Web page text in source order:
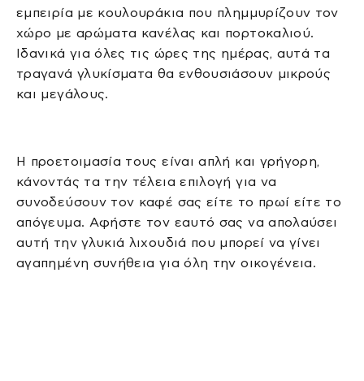
εμπειρία με κουλουράκια που πλημμυρίζουν τον
χώρο με αρώματα κανέλας και πορτοκαλιού.
Ιδανικά για όλες τις ώρες της ημέρας, αυτά τα
τραγανά γλυκίσματα θα ενθουσιάσουν μικρούς
και μεγάλους.
Η προετοιμασία τους είναι απλή και γρήγορη,
κάνοντάς τα την τέλεια επιλογή για να
συνοδεύσουν τον καφέ σας είτε το πρωί είτε το
απόγευμα. Αφήστε τον εαυτό σας να απολαύσει
αυτή την γλυκιά λιχουδιά που μπορεί να γίνει
αγαπημένη συνήθεια για όλη την οικογένεια.